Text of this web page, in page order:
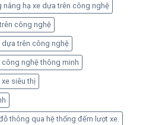
nâng hạ xe dựa trên công nghệ
công nghệ
dựa trên công nghệ
nghệ thông minh
siêu thị
thông qua hệ thống đếm lượt xe.